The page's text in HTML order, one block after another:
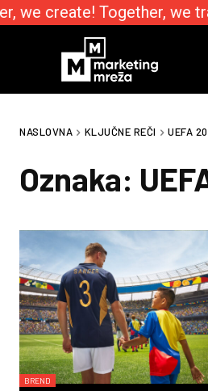
we create! Together, we
NASLOVNA KLJUČNE REČI UEFA
Oznaka:
BREND